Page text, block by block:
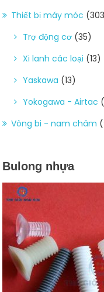
Thiết bị máy móc
Trợ động cơ (35)
Xi lanh các loại (13)
Yaskawa (13)
Yokogawa - Airtac
Vòng bi - nam châm
Bulong nhựa